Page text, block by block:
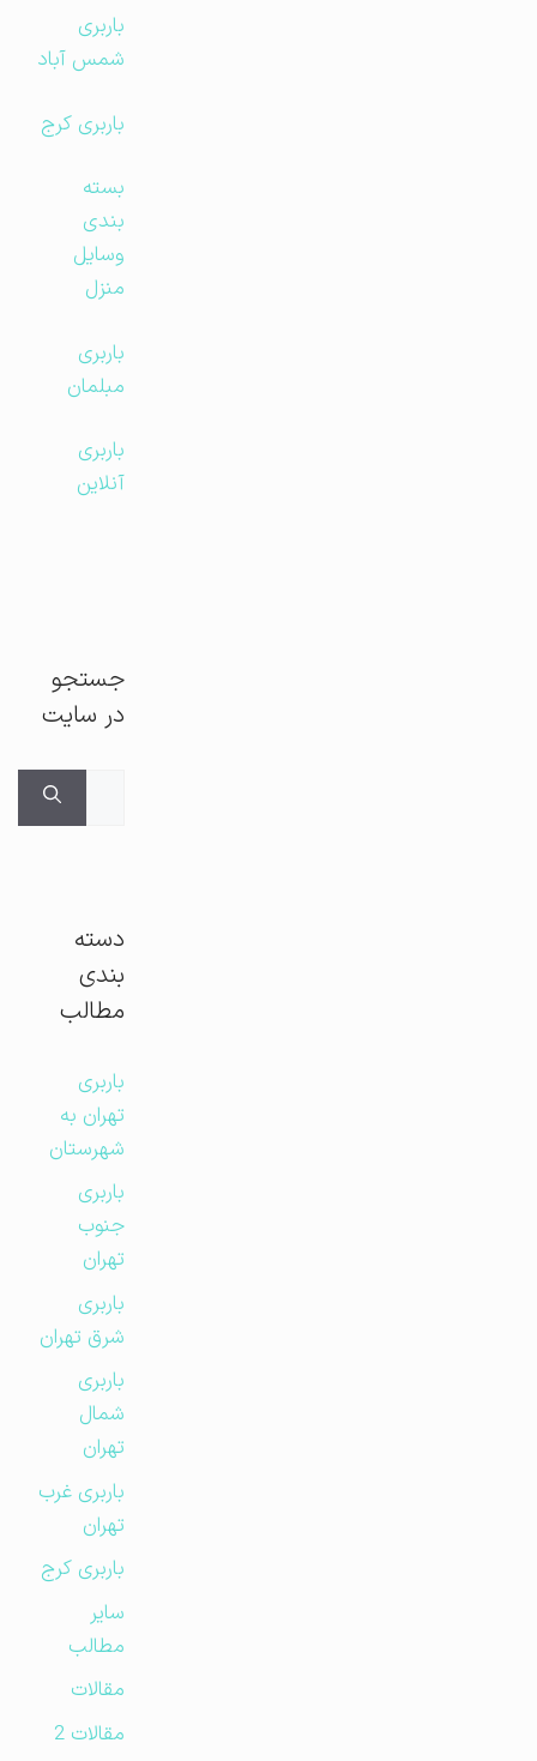
باربری
شمس آباد
باربری کرج
بسته
بندی
وسایل
منزل
باربری
مبلمان
باربری
آنلاین
جستجو
در سایت
دسته
بندی
مطالب
باربری
تهران به
شهرستان
باربری
جنوب
تهران
باربری
شرق تهران
باربری
شمال
تهران
باربری غرب
تهران
باربری کرج
مطالب
مقالات
مقالات 2